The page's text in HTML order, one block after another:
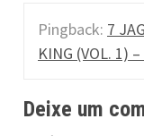
Pingback: 7
KING (VOL. 1)
Deixe um